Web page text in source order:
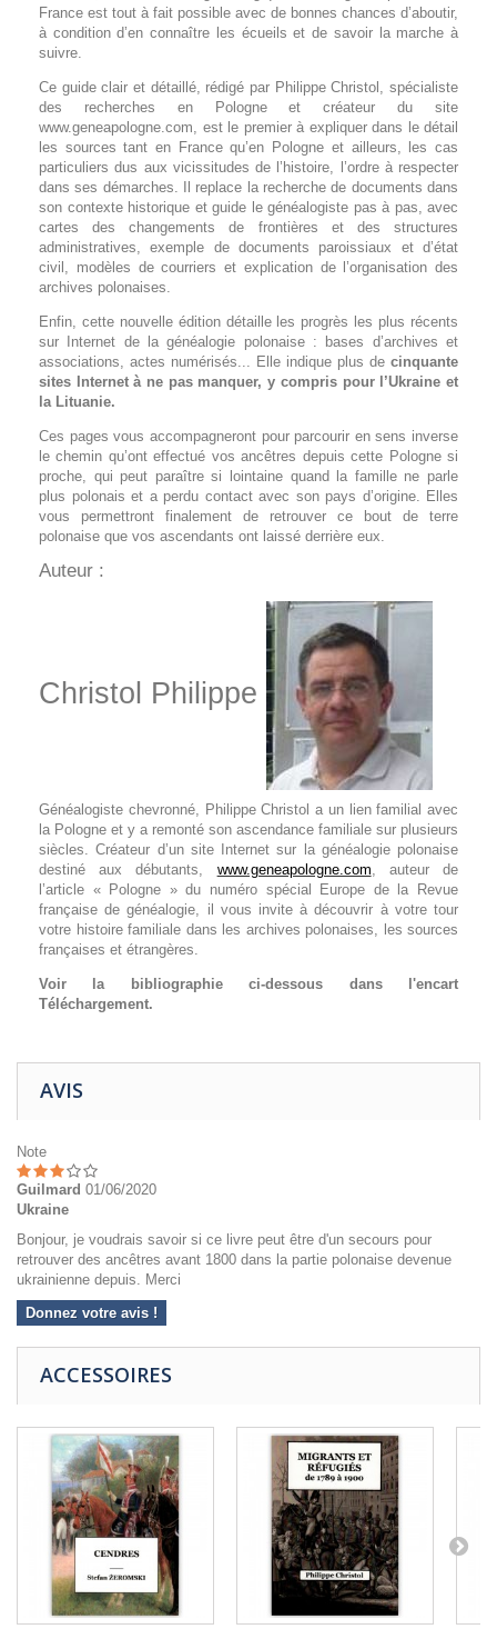
France est tout à fait possible avec de bonnes chances d’aboutir,
à condition d’en connaître les écueils et de savoir la marche à
suivre.
Ce guide clair et détaillé, rédigé par Philippe Christol, spécialiste
des recherches en Pologne et créateur du site
www.geneapologne.com, est le premier à expliquer dans le détail
les sources tant en France qu’en Pologne et ailleurs, les cas
particuliers dus aux vicissitudes de l’histoire, l’ordre à respecter
dans ses démarches. Il replace la recherche de documents dans
son contexte historique et guide le généalogiste pas à pas, avec
cartes des changements de frontières et des structures
administratives, exemple de documents paroissiaux et d’état
civil, modèles de courriers et explication de l’organisation des
archives polonaises.
Enfin, cette nouvelle édition détaille les progrès les plus récents
sur Internet de la généalogie polonaise : bases d’archives et
associations, actes numérisés... Elle indique plus de cinquante
sites Internet à ne pas manquer, y compris pour l’Ukraine et
la Lituanie.
Ces pages vous accompagneront pour parcourir en sens inverse
le chemin qu’ont effectué vos ancêtres depuis cette Pologne si
proche, qui peut paraître si lointaine quand la famille ne parle
plus polonais et a perdu contact avec son pays d’origine. Elles
vous permettront finalement de retrouver ce bout de terre
polonaise que vos ascendants ont laissé derrière eux.
Auteur :
Christol Philippe
Généalogiste chevronné, Philippe Christol a un lien familial avec
la Pologne et y a remonté son ascendance familiale sur plusieurs
siècles. Créateur d’un site Internet sur la généalogie polonaise
destiné aux débutants, www.geneapologne.com, auteur de
l’article « Pologne » du numéro spécial Europe de la
Revue
française de généalogie, il vous invite à découvrir à votre tour
votre histoire familiale dans les archives polonaises, les sources
françaises et étrangères.
Voir la bibliographie ci-dessous dans l'encart
Téléchargement.
AVIS
Note
Guilmard 01/06/2020
Ukraine
Bonjour, je voudrais savoir si ce livre peut être d'un secours pour
retrouver des ancêtres avant 1800 dans la partie polonaise devenue
ukrainienne depuis. Merci
Donnez votre avis !
ACCESSOIRES